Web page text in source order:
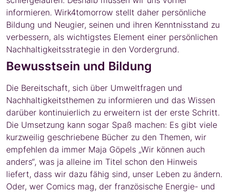
informieren. Wirk4tomorrow stellt daher persönliche
Bildung und Neugier, seinen und ihren Kenntnisstand zu
verbessern, als wichtigstes Element einer persönlichen
Nachhaltigkeitsstrategie in den Vordergrund.
Bewusstsein und Bildung
Die Bereitschaft, sich über Umweltfragen und
Nachhaltigkeitsthemen zu informieren und das Wissen
darüber kontinuierlich zu erweitern ist der erste Schritt.
Die Umsetzung kann sogar Spaß machen: Es gibt viele
kurzweilig geschriebene Bücher zu den Themen, wir
empfehlen da immer Maja Göpels „Wir können auch
anders“, was ja alleine im Titel schon den Hinweis
liefert, dass wir dazu fähig sind, unser Leben zu ändern.
Oder, wer Comics mag, der französische Energie- und